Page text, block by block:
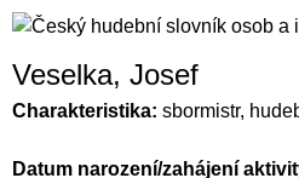
Veselka, Josef
Charakteristika: sbormistr,
Datum narození/zahájení